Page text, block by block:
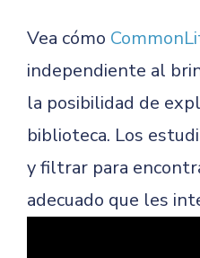
Vea cómo
independiente al
la posibilidad de
biblioteca. Los
y filtrar para
adecuado que les